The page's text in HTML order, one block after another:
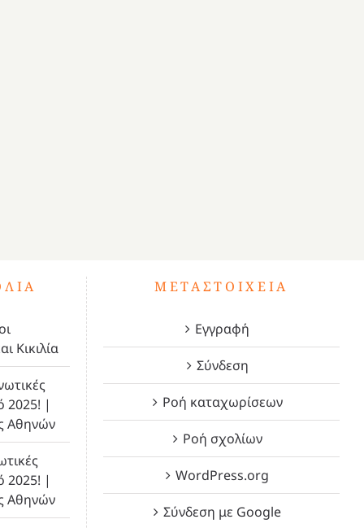
Κικιλία
2025! |
Αθηνών
2025! |
Αθηνών
ΜΕΤΑΣΤΟΙΧΕΊΑ
Εγγραφή
Σύνδεση
Ροή καταχωρίσεων
Ροή σχολίων
WordPress.org
Σύνδεση με Google